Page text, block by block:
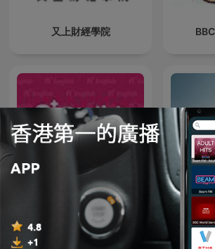
又上財經學院
A+ English 空中美語
天天